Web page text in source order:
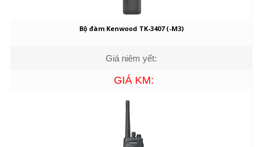
Bộ đàm Kenwood TK-3407 (-M3)
Giá niêm yết:
GIÁ KM: